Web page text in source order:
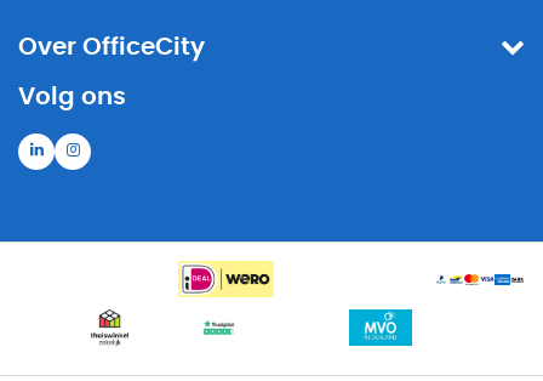
Over OfficeCity
Volg ons